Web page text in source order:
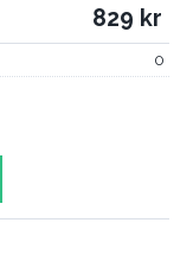
829
0